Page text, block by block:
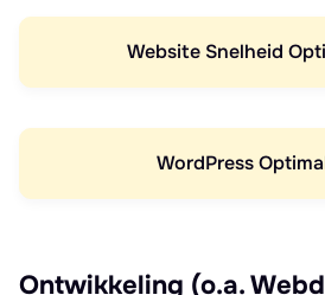
Website Snelheid
WordPress
Ontwikkeling (o.a.